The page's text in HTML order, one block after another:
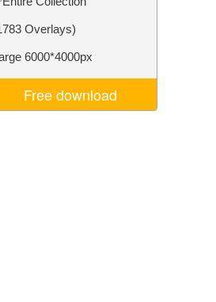
Overlays)
6000*4000px
Free download